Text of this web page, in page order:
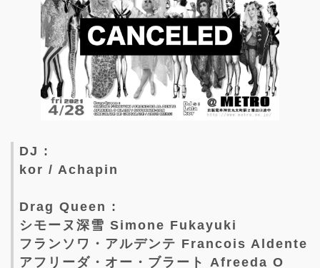
DJ :
kor / Achapin
Drag Queen :
シモーヌ深雪 Simone Fukayuki
フランソワ・アルデンテ Francois Aldente
アフリーダ・オー・ブラート Afreeda O